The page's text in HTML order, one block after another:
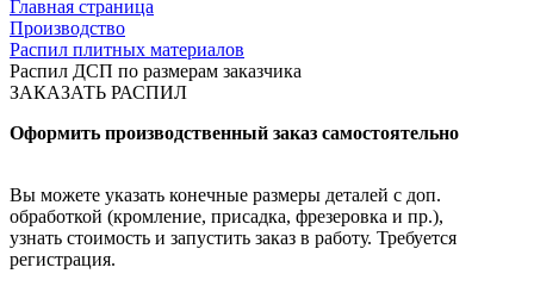
Главная страница
Производство
Распил плитных материалов
Распил ДСП по размерам заказчика
ЗАКАЗАТЬ РАСПИЛ
Оформить производственный заказ самостоятельно
Вы можете указать конечные размеры деталей с доп.
обработкой (кромление, присадка, фрезеровка и пр.),
узнать стоимость и запустить заказ в работу. Требуется
регистрация.